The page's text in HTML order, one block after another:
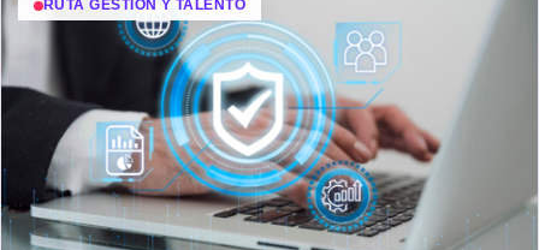
RUTA GESTIÓN Y TALENTO